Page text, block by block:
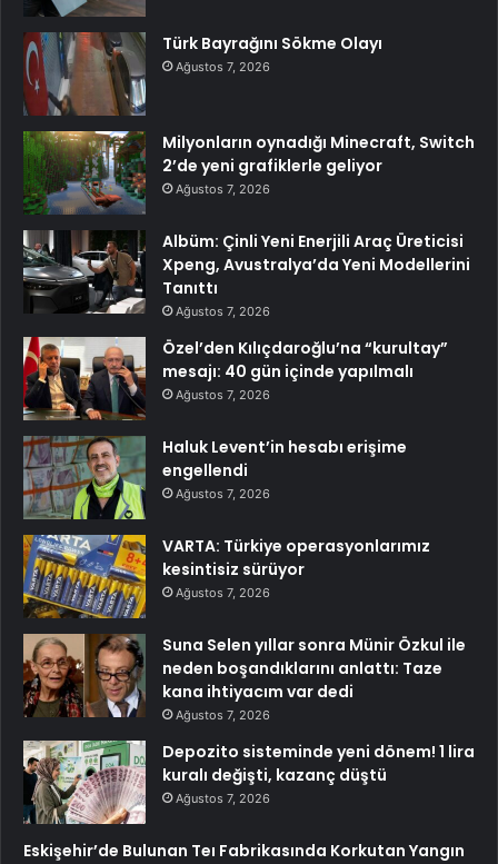
Türk Bayrağını Sökme Olayı
Ağustos 7, 2026
Milyonların oynadığı Minecraft, Switch
2’de yeni grafiklerle geliyor
Ağustos 7, 2026
Albüm: Çinli Yeni Enerjili Araç Üreticisi
Xpeng, Avustralya’da Yeni Modellerini
Tanıttı
Ağustos 7, 2026
Özel’den Kılıçdaroğlu’na “kurultay”
mesajı: 40 gün içinde yapılmalı
Ağustos 7, 2026
Haluk Levent’in hesabı erişime
engellendi
Ağustos 7, 2026
VARTA: Türkiye operasyonlarımız
kesintisiz sürüyor
Ağustos 7, 2026
Suna Selen yıllar sonra Münir Özkul ile
neden boşandıklarını anlattı: Taze
kana ihtiyacım var dedi
Ağustos 7, 2026
Depozito sisteminde yeni dönem! 1 lira
kuralı değişti, kazanç düştü
Ağustos 7, 2026
Eskişehir’de Bulunan Teı Fabrikasında Korkutan Yangın